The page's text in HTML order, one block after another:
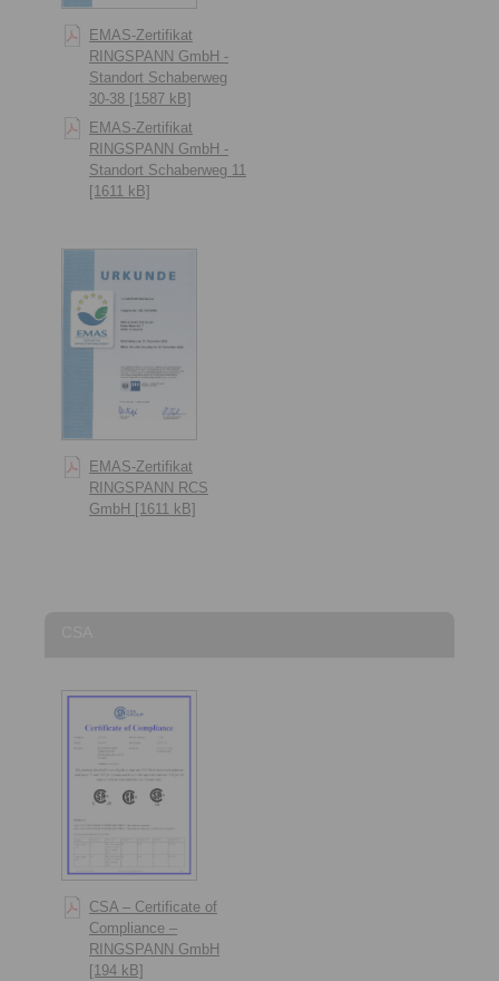
EMAS-Zertifikat
RINGSPANN GmbH -
Standort Schaberweg
30-38 [1587 kB]
EMAS-Zertifikat
RINGSPANN GmbH -
Standort Schaberweg 11
[1611 kB]
EMAS-Zertifikat
RINGSPANN RCS
GmbH [1611 kB]
CSA – Certificate of
Compliance –
RINGSPANN GmbH
[194 kB]